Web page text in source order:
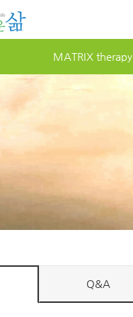
MATRIXtherapy
Q&A